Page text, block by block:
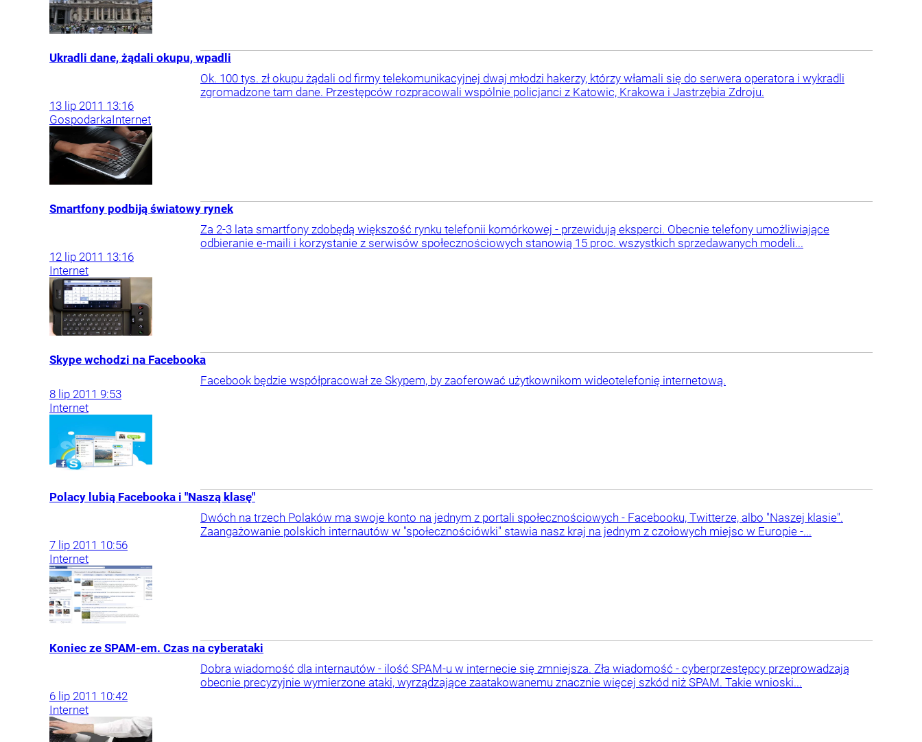
Ukradli dane, żądali okupu, wpadli
Ok. 100 tys. zł okupu żądali od firmy telekomunikacyjnej dwaj młodzi hakerzy, którzy włamali się do serwera operatora i wykradli
zgromadzone tam dane. Przestępców rozpracowali wspólnie policjanci z Katowic, Krakowa i Jastrzębia Zdroju.
13 lip 2011 13:16
GospodarkaInternet
Smartfony podbiją światowy rynek
Za 2-3 lata smartfony zdobędą większość rynku telefonii komórkowej - przewidują eksperci. Obecnie telefony umożliwiające
odbieranie e-maili i korzystanie z serwisów społecznościowych stanowią 15 proc. wszystkich sprzedawanych modeli...
12 lip 2011 13:16
Internet
Skype wchodzi na Facebooka
Facebook będzie współpracował ze Skypem, by zaoferować użytkownikom wideotelefonię internetową.
8 lip 2011 9:53
Internet
Polacy lubią Facebooka i "Naszą klasę"
Dwóch na trzech Polaków ma swoje konto na jednym z portali społecznościowych - Facebooku, Twitterze, albo "Naszej klasie".
Zaangażowanie polskich internautów w "społecznościówki" stawia nasz kraj na jednym z czołowych miejsc w Europie -...
7 lip 2011 10:56
Internet
Koniec ze SPAM-em. Czas na cyberataki
Dobra wiadomość dla internautów - ilość SPAM-u w internecie się zmniejsza. Zła wiadomość - cyberprzestępcy przeprowadzają
obecnie precyzyjnie wymierzone ataki, wyrządzające zaatakowanemu znacznie więcej szkód niż SPAM. Takie wnioski...
6 lip 2011 10:42
Internet